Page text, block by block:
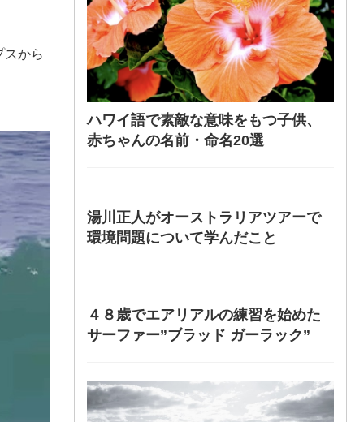
スから
ハワイ語で素敵な意味をもつ子供、
赤ちゃんの名前・命名20選
湯川正人がオーストラリアツアーで
環境問題について学んだこと
４８歳でエアリアルの練習を始めた
サーファー”ブラッド ガーラック”